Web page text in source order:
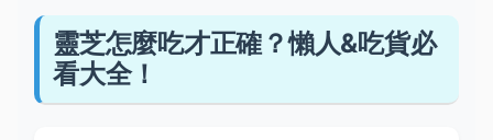
靈芝怎麼吃才正確？懶人&吃貨必
看大全！